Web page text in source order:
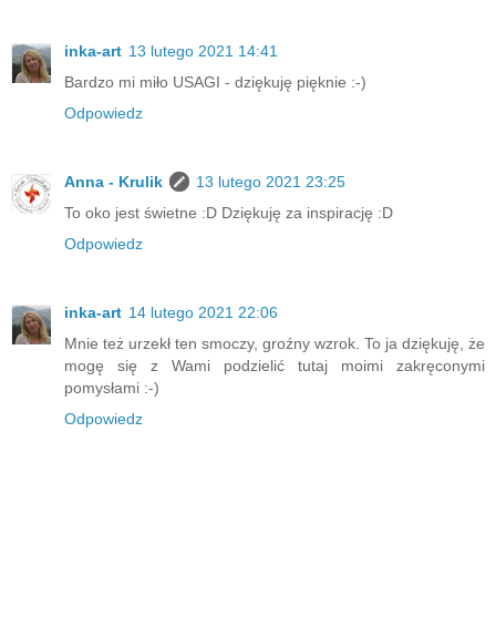
inka-art 13 lutego 2021 14:41
Bardzo mi miło USAGI - dziękuję pięknie :-)
Odpowiedz
Anna - Krulik
13 lutego 2021 23:25
To oko jest świetne :D Dziękuję za inspirację :D
Odpowiedz
inka-art 14 lutego 2021 22:06
Mnie też urzekł ten smoczy, groźny wzrok. To ja dziękuję, że
mogę się z Wami podzielić tutaj moimi zakręconymi
pomysłami :-)
Odpowiedz